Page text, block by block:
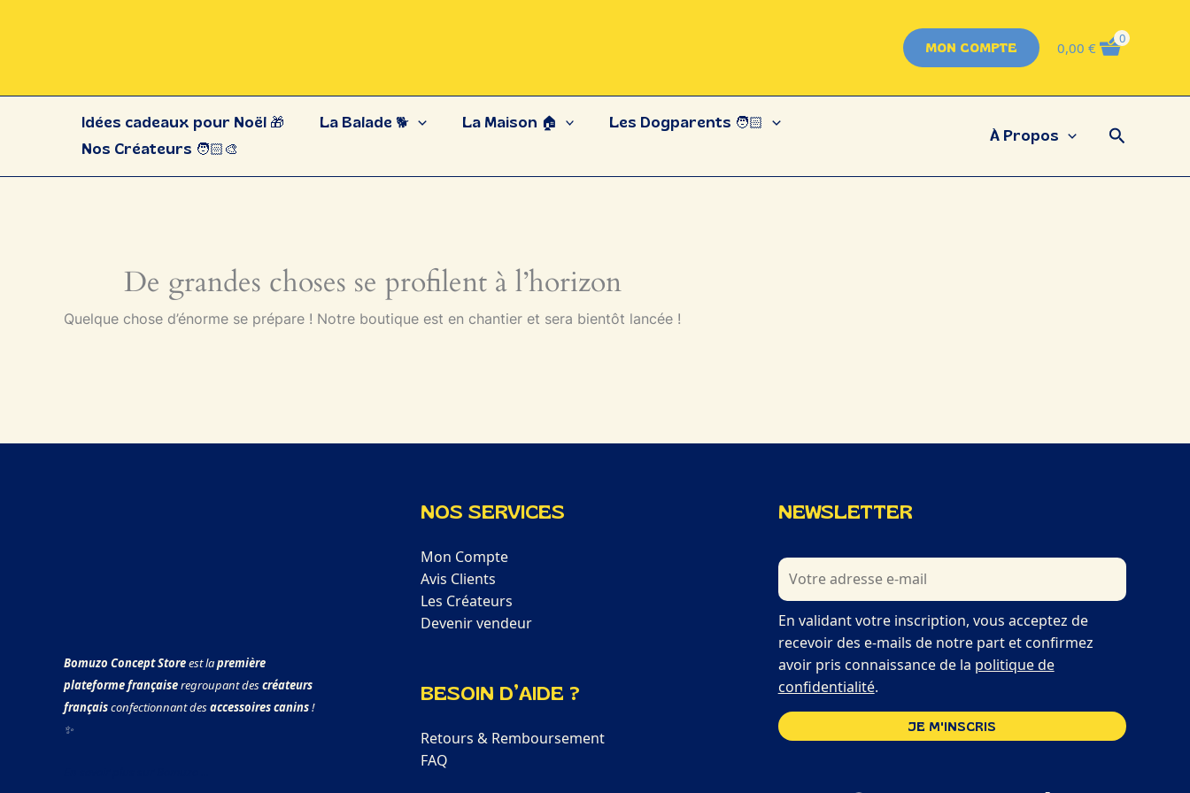
MON COMPTE 0,00 €
0
Idées cadeaux pour Noël 🎁 La Balade 🐕 La Maison 🏠
Les Dogparents 🧑🏻
Nos Créateurs 🧑🏻‍🎨
À Propos
De grandes choses se profilent à l’horizon
Quelque chose d’énorme se prépare ! Notre boutique est en chantier et sera bientôt lancée !
Bomuzo Concept Storeest lapremière
plateforme françaiseregroupant descréateurs
françaisconfectionnant desaccessoires canins!
✨
NOS SERVICES
Mon Compte
Avis Clients
Les Créateurs
Devenir vendeur
BESOIN D’AIDE ?
Retours & Remboursement
FAQ
NEWSLETTER
En validant votre inscription, vous acceptez de
recevoir des e-mails de notre part et confirmez
avoir pris connaissance de la politique de
confidentialité.